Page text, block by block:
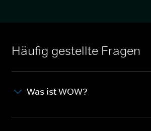
Häufig gestellte Fragen
Was ist WOW?